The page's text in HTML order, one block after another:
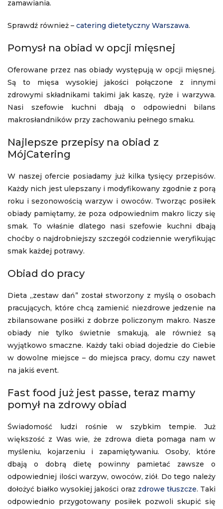
zamawiania.
Sprawdź również – catering dietetyczny Warszawa.
Pomysł na obiad w opcji mięsnej
Oferowane przez nas obiady występują w opcji mięsnej.
Są to mięsa wysokiej jakości połączone z innymi
zdrowymi składnikami takimi jak kaszę, ryże i warzywa.
Nasi szefowie kuchni dbają o odpowiedni bilans
makrosłandników przy zachowaniu pełnego smaku.
Najlepsze przepisy na obiad z
MójCatering
W naszej ofercie posiadamy już kilka tysięcy przepisów.
Każdy nich jest ulepszany i modyfikowany zgodnie z porą
roku i sezonowością warzyw i owoców. Tworząc posiłek
obiady pamiętamy, że poza odpowiednim makro liczy się
smak. To właśnie dlatego nasi szefowie kuchni dbają
choćby o najdrobniejszy szczegół codziennie weryfikując
smak każdej potrawy.
Obiad do pracy
Dieta „zestaw dań” został stworzony z myślą o osobach
pracujących, które chcą zamienić niezdrowe jedzenie na
zbilansowane posiłki z dobrze policzonym makro. Nasze
obiady nie tylko świetnie smakują, ale również są
wyjątkowo smaczne. Każdy taki obiad dojedzie do Ciebie
w dowolne miejsce – do miejsca pracy, domu czy nawet
na jakiś event.
Fast food już jest passe, teraz mamy
pomył na zdrowy obiad
Świadomość ludzi rośnie w szybkim tempie. Już
większość z Was wie, że zdrowa dieta pomaga nam w
myśleniu, kojarzeniu i zapamiętywaniu. Osoby, które
dbają o dobrą dietę powinny pamietać zawsze o
odpowiedniej ilości warzyw, owoców, ziół. Do tego należy
dołożyć białko wysokiej jakości oraz zdrowe tłuszcze. Taki
odpowiednio przygotowany posiłek pozwoli skupić się